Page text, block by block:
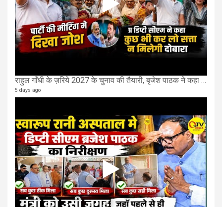
राहुल गाँधी के ज़रिये 2027 के चुनाव की तैयारी, बृजेश पाठक ने कहा चुक चुकी हैं कांग्रेस
5 days ago